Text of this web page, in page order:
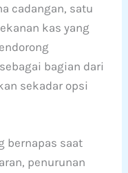
cadangan, satu
kas yang
bagian dari
sekadar opsi
bernapas saat
penurunan